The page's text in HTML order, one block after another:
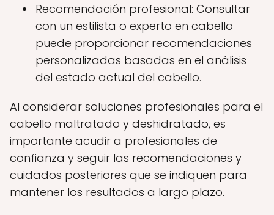
Recomendación profesional: Consultar
con un estilista o experto en cabello
puede proporcionar recomendaciones
personalizadas basadas en el análisis
del estado actual del cabello.
Al considerar soluciones profesionales para el
cabello maltratado y deshidratado, es
importante acudir a profesionales de
confianza y seguir las recomendaciones y
cuidados posteriores que se indiquen para
mantener los resultados a largo plazo.